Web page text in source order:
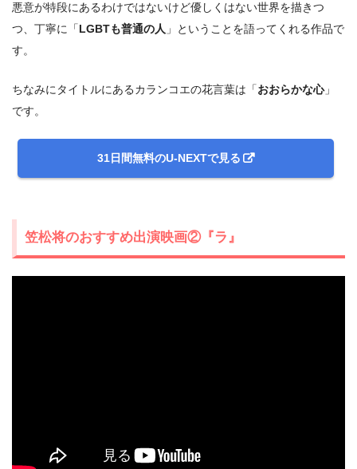
悪意が特段にあるわけではないけど優しくはない世界を描きつ
つ、丁寧に「LGBTも普通の人 」ということを語ってくれる作品で
す。
ちなみにタイトルにあるカランコエの花言葉は「おおらかな心」
です。
31日間無料のU-NEXTで見る
笠松将のおすすめ出演映画②『ラ』